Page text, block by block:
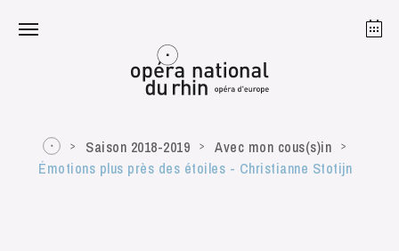
Strasbourg
Saison 2018-2019
Avec mon cous(s)in
Émotions plus près des étoiles - Christianne Stotijn